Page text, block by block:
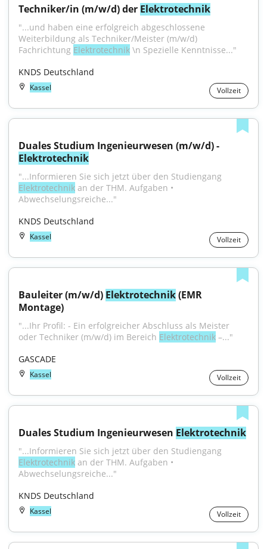
Techniker/in (m/w/d) der Elektrotechnik
"...und haben eine erfolgreich abgeschlossene
Weiterbildung als Techniker/Meister (m/w/d)
Fachrichtung Elektrotechnik \n Spezielle Kenntnisse..."
KNDS Deutschland
Kassel Vollzeit
Elektrotechnik
Elektrotechnik an der THM. Aufgaben •
Abwechselungsreiche..."
KNDS Deutschland
Kassel Vollzeit
Bauleiter (m/w/d) Elektrotechnik (EMR
Montage)
"...Ihr Profil: - Ein erfolgreicher Abschluss als Meister
oder Techniker (m/w/d) im Bereich Elektrotechnik –..."
GASCADE
Kassel Vollzeit
Duales Studium Ingenieurwesen Elektrotechnik
Elektrotechnik an der THM. Aufgaben •
Abwechselungsreiche..."
KNDS Deutschland
Kassel Vollzeit